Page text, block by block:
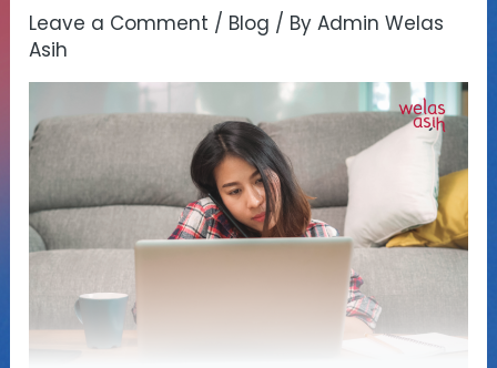
Leave a Comment / Blog / ByAdmin Welas
Asih